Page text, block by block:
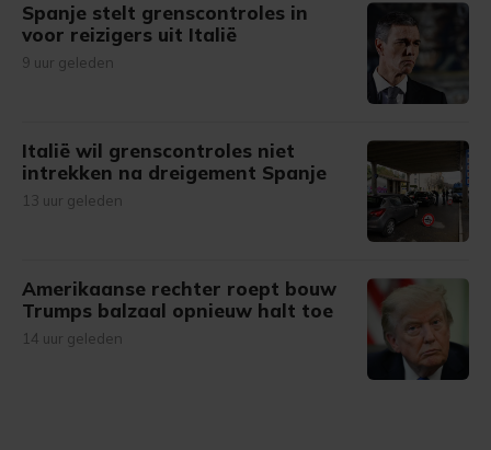
Spanje stelt grenscontroles in
voor reizigers uit Italië
9 uur geleden
Italië wil grenscontroles niet
intrekken na dreigement Spanje
13 uur geleden
Amerikaanse rechter roept bouw
Trumps balzaal opnieuw halt toe
14 uur geleden